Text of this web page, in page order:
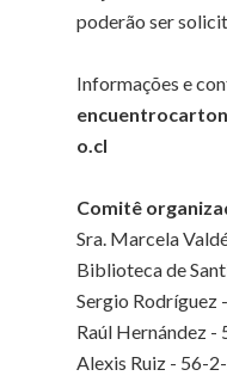
poderão ser
Informações e
o.cl
Comitê
Sra. Marcela
Biblioteca de
Sergio
Raúl Hernández
Alexis Ruiz - 56-